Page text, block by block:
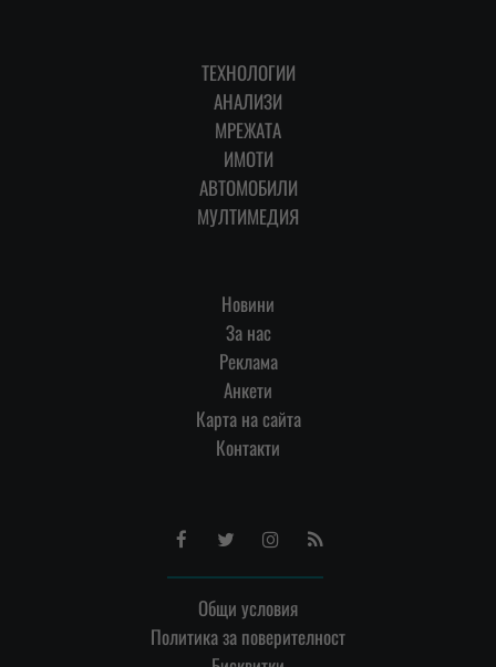
ТЕХНОЛОГИИ
АНАЛИЗИ
МРЕЖАТА
ИМОТИ
АВТОМОБИЛИ
МУЛТИМЕДИЯ
Новини
За нас
Реклама
Анкети
Карта на сайта
Контакти
FacebookTwitterInstagram
RSS
Общи условия
Политика за поверителност